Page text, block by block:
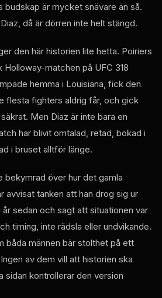
budskap är mycket snävare än så.
då är dörren inte helt stängd.
den här historien lite hetta. Poiriers
matchen på UFC 318
hemma i Louisiana, fick den
flesta fighters aldrig får, och gick
Men Diaz är inte bara en
har blivit omtalad, retad, bokad i
i bruset alltför länge.
bekymrad över hur det gamla
avvisat tanken att han drog sig ur
sedan och sagt att situationen var
timing, inte rädsla eller undvikande.
båda männen bär stolthet på ett
av dem vill att historien ska
sidan kontrollerar den version